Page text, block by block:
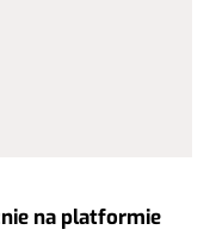
na platformie